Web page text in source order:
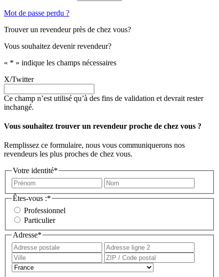
Mot de passe perdu ?
Trouver un revendeur près de chez vous?
Vous souhaitez devenir revendeur?
« * » indique les champs nécessaires
X/Twitter
Ce champ n’est utilisé qu’à des fins de validation et devrait rester
inchangé.
Vous souhaitez trouver un revendeur proche de chez vous ?
Remplissez ce formulaire, nous vous communiquerons nos
revendeurs les plus proches de chez vous.
Votre identité*
Prénom
Êtes-vous :*
Professionnel
Particulier
Adresse*
Adresse
postale
Ville